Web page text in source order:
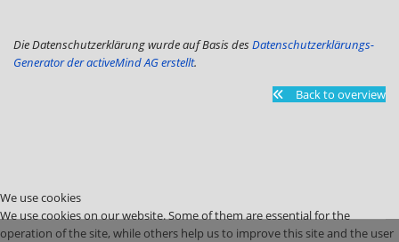
Die Datenschutzerklärung wurde auf Basis desDatenschutzerklärungs-
Generator der activeMind AG erstellt.
Back to overview
We use cookies
We use cookies on our website. Some of them are essential for the
operation of the site, while others help us to improve this site and the user